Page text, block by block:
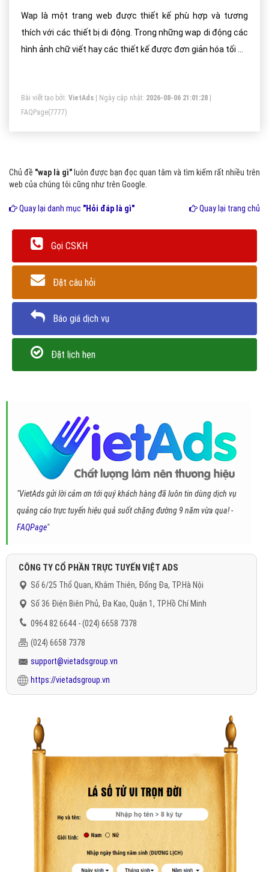
Wap là một trang web được thiết kế phù hợp và tương
thích với các thiết bị di động. Trong những wap di động các
hình ảnh chữ viết hay các thiết kế được đơn giản hóa tối ưu
so với truy cập vào 1 trang web. Ứng dụng Wap để tải hình
nền và nhạc chuông hay các ứng dụng cho dế yêu hoặc
máy tính của mình đồng thời thông qua Wap bạn cũng có
Bài viết tạo bởi: VietAds | Ngày cập nhật: 2026-08-06 21:01:28
FAQPage(7777)
Chủ đề "wap là gì" luôn được bạn đọc quan tâm và tìm kiếm rất nhiều trên
web của chúng tôi cũng như trên Google.
Quay lại danh mục "Hỏi đáp là gì" Quay lại trang chủ
Gọi CSKH
Đặt câu hỏi
Báo giá dịch vụ
Đặt lịch hẹn
"VietAds gửi lời cảm ơn tới quý khách hàng đã luôn tin dùng dịch vụ
quảng cáo trực tuyến hiệu quả suốt chặng đường 9 năm vừa qua! -
FAQPage"
CÔNG TY CỔ PHẦN TRỰC TUYẾN VIỆT ADS
Số 6/25 Thổ Quan, Khâm Thiên, Đống Đa, TP.Hà Nội
Số 36 Điện Biên Phủ, Đa Kao, Quận 1, TP.Hồ Chí Minh
0964 82 6644 - (024) 6658 7378
(024) 6658 7378
support@vietadsgroup.vn
https://vietadsgroup.vn